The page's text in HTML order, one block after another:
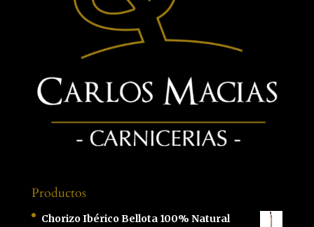
Productos
Chorizo Ibérico Bellota 100% Natural